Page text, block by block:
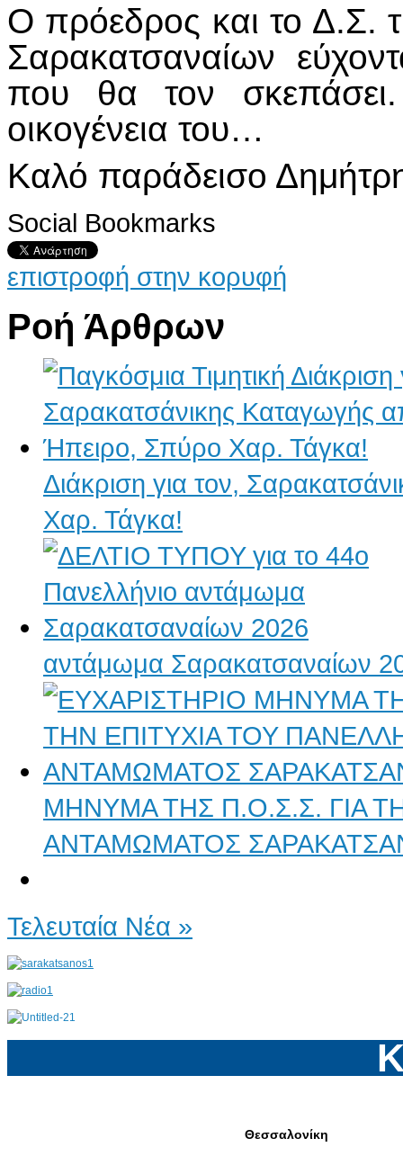
Ο πρόεδρος και το Δ.Σ.
Σαρακατσαναίων
που θα τον
οικογένεια του…
Καλό παράδεισο
Social Bookmarks
επιστροφή στην κορυφή
Ροή Άρθρων
Διάκριση για τον,
Χαρ. Τάγκα!
αντάμωμα Σαρακατσαναίων
ΜΗΝΥΜΑ ΤΗΣ Π.Ο.Σ.Σ. ΓΙΑ
ΑΝΤΑΜΩΜΑΤΟΣ
Τελευταία Νέα »